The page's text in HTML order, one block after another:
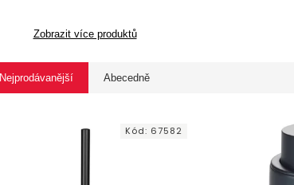
Zobrazit více produktů
Nejprodávanější Abecedně
Kód: 67582